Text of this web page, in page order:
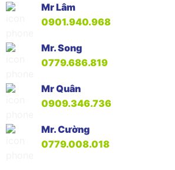
Mr Lâm
0901.940.968
Mr. Song
0779.686.819
Mr Quân
0909.346.736
Mr. Cường
0779.008.018